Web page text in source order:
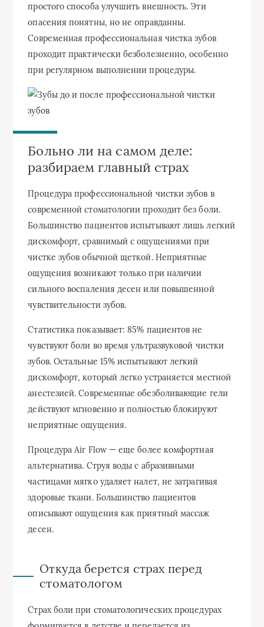
простого способа улучшить внешность. Эти
опасения понятны, но не оправданны.
Современная профессиональная чистка зубов
проходит практически безболезненно, особенно
при регулярном выполнении процедуры.
Больно ли на самом деле:
разбираем главный страх
Процедура профессиональной чистки зубов в
современной стоматологии проходит без боли.
Большинство пациентов испытывают лишь легкий
дискомфорт, сравнимый с ощущениями при
чистке зубов обычной щеткой. Неприятные
ощущения возникают только при наличии
сильного воспаления десен или повышенной
чувствительности зубов.
Статистика показывает: 85% пациентов не
чувствуют боли во время ультразвуковой чистки
зубов. Остальные 15% испытывают легкий
дискомфорт, который легко устраняется местной
анестезией. Современные обезболивающие гели
действуют мгновенно и полностью блокируют
неприятные ощущения.
Процедура Air Flow — еще более комфортная
альтернатива. Струя воды с абразивными
частицами мягко удаляет налет, не затрагивая
здоровые ткани. Большинство пациентов
описывают ощущения как приятный массаж
десен.
Откуда берется страх перед
стоматологом
Страх боли при стоматологических процедурах